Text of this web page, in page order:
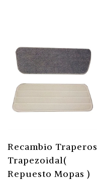
Recambio Traperos
Trapezoidal(
Repuesto Mopas )